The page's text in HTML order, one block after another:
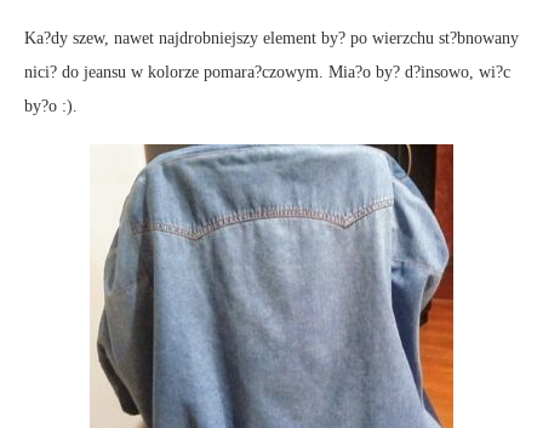
Ka?dy szew, nawet najdrobniejszy element by? po wierzchu st?bnowany
nici? do jeansu w kolorze pomara?czowym. Mia?o by? d?insowo, wi?c
by?o :).